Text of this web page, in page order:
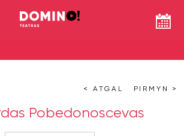
< ATGAL PIRMYN >
Pobedonoscevas